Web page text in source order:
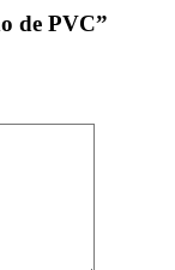
de PVC”